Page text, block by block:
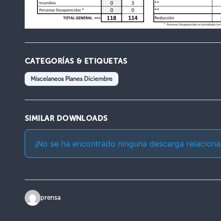
CATEGORÍAS & ETIQUETAS
Miscelaneos Planes Diciembre
SIMILAR DOWNLOADS
¡No se ha encontrado ninguna descarga
prensa